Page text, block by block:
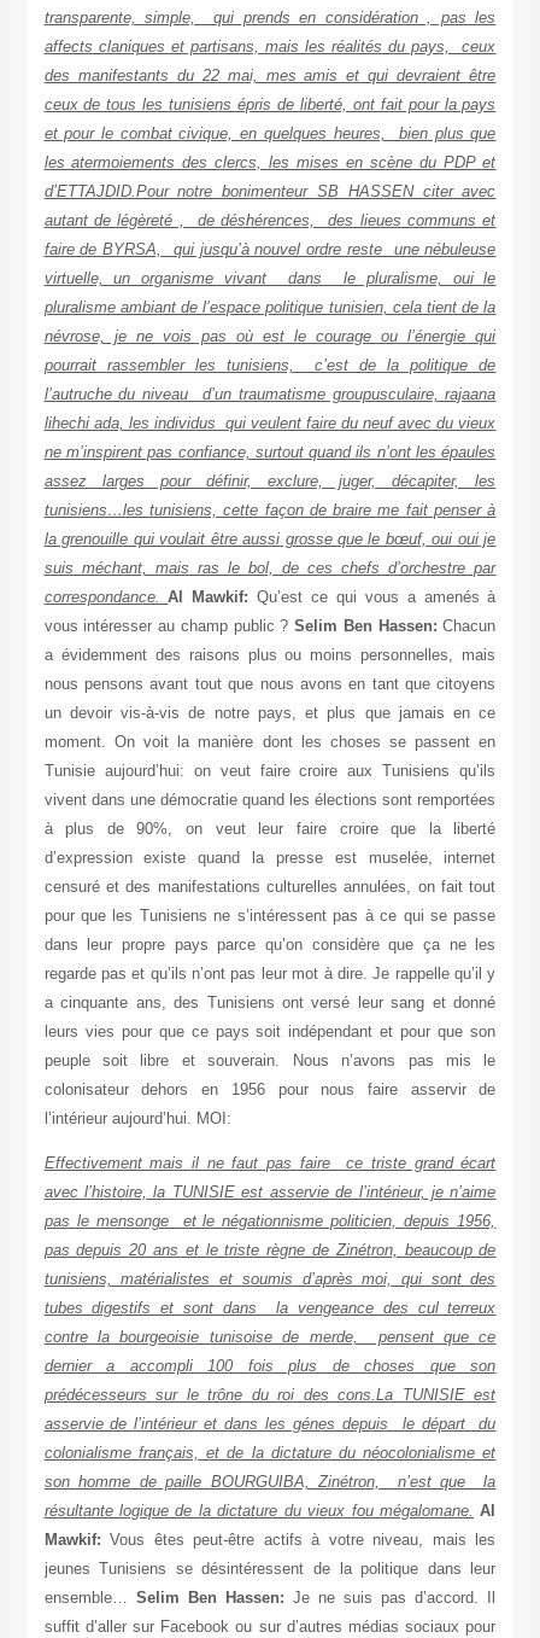
transparente, simple, qui prends en considération , pas les
affects claniques et partisans, mais les réalités du pays, ceux
des manifestants du 22 mai, mes amis et qui devraient être
ceux de tous les tunisiens épris de liberté, ont fait pour la pays
et pour le combat civique, en quelques heures, bien plus que
les atermoiements des clercs, les mises en scène du PDP et
d’ETTAJDID.Pour notre bonimenteur SB HASSEN citer avec
autant de légèreté , de déshérences, des lieues communs et
faire de BYRSA, qui jusqu’à nouvel ordre reste une nébuleuse
virtuelle, un organisme vivant dans le pluralisme, oui le
pluralisme ambiant de l’espace politique tunisien, cela tient de la
névrose, je ne vois pas où est le courage ou l’énergie qui
pourrait rassembler les tunisiens, c’est de la politique de
l’autruche du niveau d’un traumatisme groupusculaire, rajaana
lihechi ada, les individus qui veulent faire du neuf avec du vieux
ne m’inspirent pas confiance, surtout quand ils n’ont les épaules
assez larges pour définir, exclure, juger, décapiter, les
tunisiens…les tunisiens, cette façon de braire me fait penser à
la grenouille qui voulait être aussi grosse que le bœuf, oui oui je
suis méchant, mais ras le bol, de ces chefs d’orchestre par
correspondance.Al Mawkif: Qu’est ce qui vous a amenés à
vous intéresser au champ public ?Selim Ben Hassen: Chacun
a évidemment des raisons plus ou moins personnelles, mais
nous pensons avant tout que nous avons en tant que citoyens
un devoir vis-à-vis de notre pays, et plus que jamais en ce
moment. On voit la manière dont les choses se passent en
Tunisie aujourd’hui: on veut faire croire aux Tunisiens qu’ils
vivent dans une démocratie quand les élections sont remportées
à plus de 90%, on veut leur faire croire que la liberté
d’expression existe quand la presse est muselée, internet
censuré et des manifestations culturelles annulées, on fait tout
pour que les Tunisiens ne s’intéressent pas à ce qui se passe
dans leur propre pays parce qu’on considère que ça ne les
regarde pas et qu’ils n’ont pas leur mot à dire. Je rappelle qu’il y
a cinquante ans, des Tunisiens ont versé leur sang et donné
leurs vies pour que ce pays soit indépendant et pour que son
peuple soit libre et souverain. Nous n’avons pas mis le
colonisateur dehors en 1956 pour nous faire asservir de
l’intérieur aujourd’hui. MOI:
Effectivement mais il ne faut pas faire ce triste grand écart
avec l’histoire, la TUNISIE est asservie de l’intérieur, je n’aime
pas le mensonge et le négationnisme politicien, depuis 1956,
pas depuis 20 ans et le triste règne de Zinétron, beaucoup de
tunisiens, matérialistes et soumis d’après moi, qui sont des
tubes digestifs et sont dans la vengeance des cul terreux
contre la bourgeoisie tunisoise de merde, pensent que ce
dernier a accompli 100 fois plus de choses que son
prédécesseurs sur le trône du roi des cons.La TUNISIE est
asservie de l’intérieur et dans les génes depuis le départ du
colonialisme français, et de la dictature du néocolonialisme et
son homme de paille BOURGUIBA, Zinétron, n’est que la
résultante logique de la dictature du vieux fou mégalomane. Al
Mawkif: Vous êtes peut-être actifs à votre niveau, mais les
jeunes Tunisiens se désintéressent de la politique dans leur
ensemble… Selim Ben Hassen: Je ne suis pas d’accord. Il
suffit d’aller sur Facebook ou sur d’autres médias sociaux pour